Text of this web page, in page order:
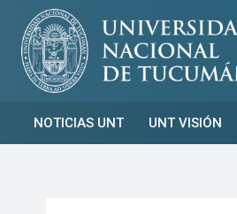
NOTICIAS UNT UNT VISIÓN